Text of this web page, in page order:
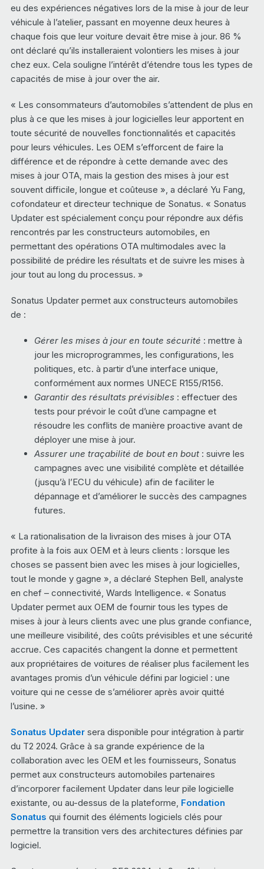
eu des expériences négatives lors de la mise à jour de leur
véhicule à l’atelier, passant en moyenne deux heures à
chaque fois que leur voiture devait être mise à jour. 86 %
ont déclaré qu’ils installeraient volontiers les mises à jour
chez eux. Cela souligne l’intérêt d’étendre tous les types de
capacités de mise à jour over the air.
« Les consommateurs d’automobiles s’attendent de plus en
plus à ce que les mises à jour logicielles leur apportent en
toute sécurité de nouvelles fonctionnalités et capacités
pour leurs véhicules. Les OEM s’efforcent de faire la
différence et de répondre à cette demande avec des
mises à jour OTA, mais la gestion des mises à jour est
souvent difficile, longue et coûteuse », a déclaré Yu Fang,
cofondateur et directeur technique de Sonatus. « Sonatus
Updater est spécialement conçu pour répondre aux défis
rencontrés par les constructeurs automobiles, en
permettant des opérations OTA multimodales avec la
possibilité de prédire les résultats et de suivre les mises à
jour tout au long du processus. »
Sonatus Updater permet aux constructeurs automobiles
de :
Gérer les mises à jour en toute sécurité : mettre à
jour les microprogrammes, les configurations, les
politiques, etc. à partir d’une interface unique,
conformément aux normes UNECE R155/R156.
Garantir des résultats prévisibles: effectuer des
tests pour prévoir le coût d’une campagne et
résoudre les conflits de manière proactive avant de
déployer une mise à jour.
Assurer une traçabilité de bout en bout: suivre les
campagnes avec une visibilité complète et détaillée
(jusqu’à l’ECU du véhicule) afin de faciliter le
dépannage et d’améliorer le succès des campagnes
futures.
« La rationalisation de la livraison des mises à jour OTA
profite à la fois aux OEM et à leurs clients : lorsque les
choses se passent bien avec les mises à jour logicielles,
tout le monde y gagne », a déclaré Stephen Bell, analyste
en chef – connectivité, Wards Intelligence. « Sonatus
Updater permet aux OEM de fournir tous les types de
mises à jour à leurs clients avec une plus grande confiance,
une meilleure visibilité, des coûts prévisibles et une sécurité
accrue. Ces capacités changent la donne et permettent
aux propriétaires de voitures de réaliser plus facilement les
avantages promis d’un véhicule défini par logiciel : une
voiture qui ne cesse de s’améliorer après avoir quitté
l’usine. »
Sonatus Updatersera disponible pour intégration à partir
du T2 2024. Grâce à sa grande expérience de la
collaboration avec les OEM et les fournisseurs, Sonatus
permet aux constructeurs automobiles partenaires
d’incorporer facilement Updater dans leur pile logicielle
existante, ou au-dessus de la plateforme, Fondation
Sonatus qui fournit des éléments logiciels clés pour
permettre la transition vers des architectures définies par
logiciel.